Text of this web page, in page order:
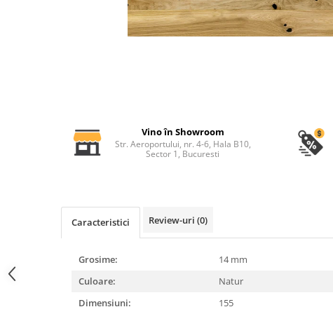
Profile decorative de interior
Brâuri de interior
Brâuri decorative de interior din
Capiteluri pilaștri
Trunchiuri pilaștri
Coloane de interior
Vino în Showroom
Str. Aeroportului, nr. 4-6, Hala B10,
Sector 1, Bucuresti
Caracteristici Review-uri (0)
Grosime:
14 mm
Culoare:
Natur
Dimensiuni:
155